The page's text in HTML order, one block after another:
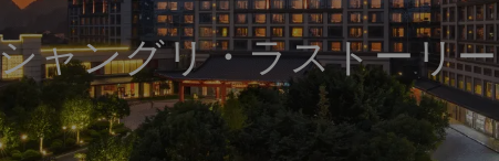
ャングリ・ラストーリー